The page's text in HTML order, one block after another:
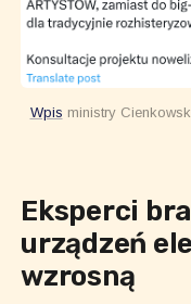
Wpis ministry
Eksperci
urządzeń
wzrosną